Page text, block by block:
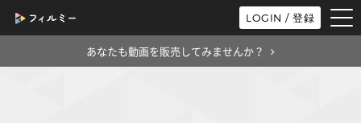
LOGIN / 登録
あなたも動画を販売してみませんか？